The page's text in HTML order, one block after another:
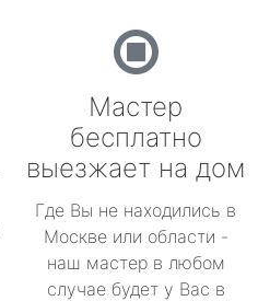
Мастер
бесплатно
выезжает на дом
Где Вы не находились в
Москве или области -
наш мастер в любом
случае будет у Вас в